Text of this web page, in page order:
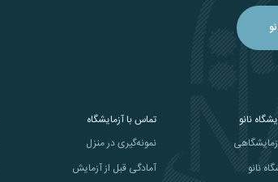
نانو
نانو
تماس با آزمایشگاه
نمونه‌گیری در منزل
آمادگی قبل از آزمایش